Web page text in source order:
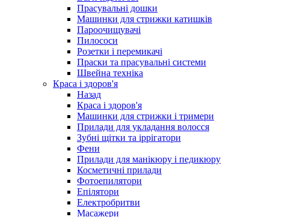
Прасувальні дошки
Машинки для стрижки катишків
Пароочищувачі
Пилососи
Розетки і перемикачі
Праски та прасувальні системи
Швейна техніка
Краса і здоров'я
Назад
Краса і здоров'я
Машинки для стрижки і тримери
Прилади для укладання волосся
Зубні щітки та іррігатори
Фени
Прилади для манікюру і педикюру
Косметичні прилади
Фотоепилятори
Епілятори
Електробритви
Масажери